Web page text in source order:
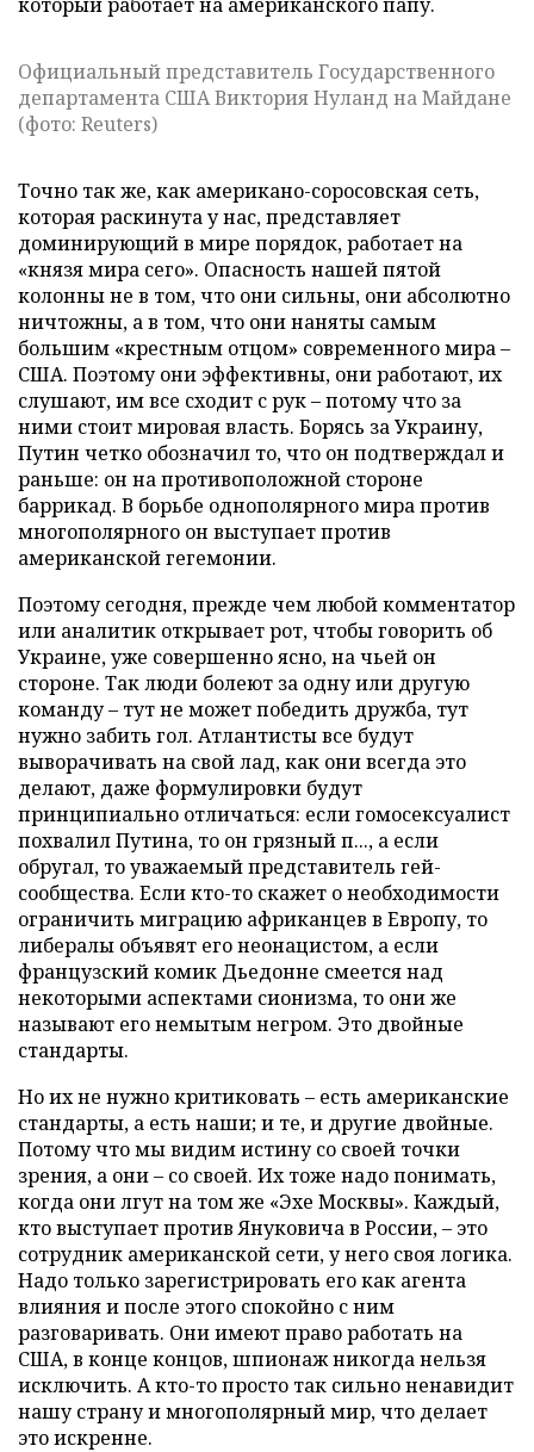
Официальный представитель Государственного
департамента США Виктория Нуланд на Майдане
(фото: Reuters)
Точно так же, как американо-соросовская сеть,
которая раскинута у нас, представляет
доминирующий в мире порядок, работает на
«князя мира сего». Опасность нашей пятой
колонны не в том, что они сильны, они абсолютно
ничтожны, а в том, что они наняты самым
большим «крестным отцом» современного мира –
США. Поэтому они эффективны, они работают, их
слушают, им все сходит с рук – потому что за
ними стоит мировая власть. Борясь за Украину,
Путин четко обозначил то, что он подтверждал и
раньше: он на противоположной стороне
баррикад. В борьбе однополярного мира против
многополярного он выступает против
американской гегемонии.
Поэтому сегодня, прежде чем любой комментатор
или аналитик открывает рот, чтобы говорить об
Украине, уже совершенно ясно, на чьей он
стороне. Так люди болеют за одну или другую
команду – тут не может победить дружба, тут
нужно забить гол. Атлантисты все будут
выворачивать на свой лад, как они всегда это
делают, даже формулировки будут
принципиально отличаться: если гомосексуалист
похвалил Путина, то он грязный п..., а если
обругал, то уважаемый представитель гей-
сообщества. Если кто-то скажет о необходимости
ограничить миграцию африканцев в Европу, то
либералы объявят его неонацистом, а если
французский комик Дьедонне смеется над
некоторыми аспектами сионизма, то они же
называют его немытым негром. Это двойные
стандарты.
Но их не нужно критиковать – есть американские
стандарты, а есть наши; и те, и другие двойные.
Потому что мы видим истину со своей точки
зрения, а они – со своей. Их тоже надо понимать,
когда они лгут на том же «Эхе Москвы». Каждый,
кто выступает против Януковича в России, – это
сотрудник американской сети, у него своя логика.
Надо только зарегистрировать его как агента
влияния и после этого спокойно с ним
разговаривать. Они имеют право работать на
США, в конце концов, шпионаж никогда нельзя
исключить. А кто-то просто так сильно ненавидит
нашу страну и многополярный мир, что делает
это искренне.